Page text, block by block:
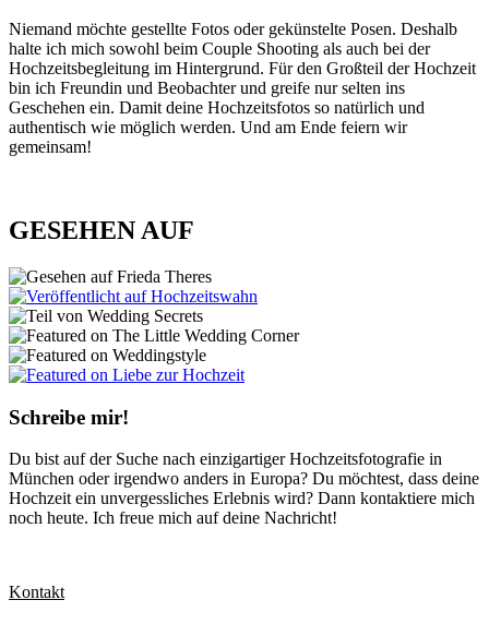
Niemand möchte gestellte Fotos oder gekünstelte Posen. Deshalb
halte ich mich sowohl beim Couple Shooting als auch bei der
Hochzeitsbegleitung im Hintergrund. Für den Großteil der Hochzeit
bin ich Freundin und Beobachter und greife nur selten ins
Geschehen ein. Damit deine Hochzeitsfotos so natürlich und
authentisch wie möglich werden. Und am Ende feiern wir
gemeinsam!
GESEHEN AUF
Schreibe mir!
Du bist auf der Suche nach einzigartiger Hochzeitsfotografie in
München oder irgendwo anders in Europa? Du möchtest, dass deine
Hochzeit ein unvergessliches Erlebnis wird? Dann kontaktiere mich
noch heute. Ich freue mich auf deine Nachricht!
Kontakt